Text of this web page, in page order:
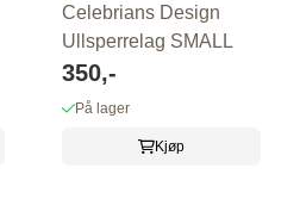
Celebrians Design
Ullsperrelag SMALL
350,-
På lager
Kjøp